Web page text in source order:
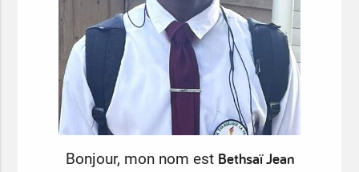
Bonjour, mon nom est Bethsaï Jean